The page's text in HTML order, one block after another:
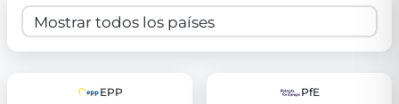
EPP PfE